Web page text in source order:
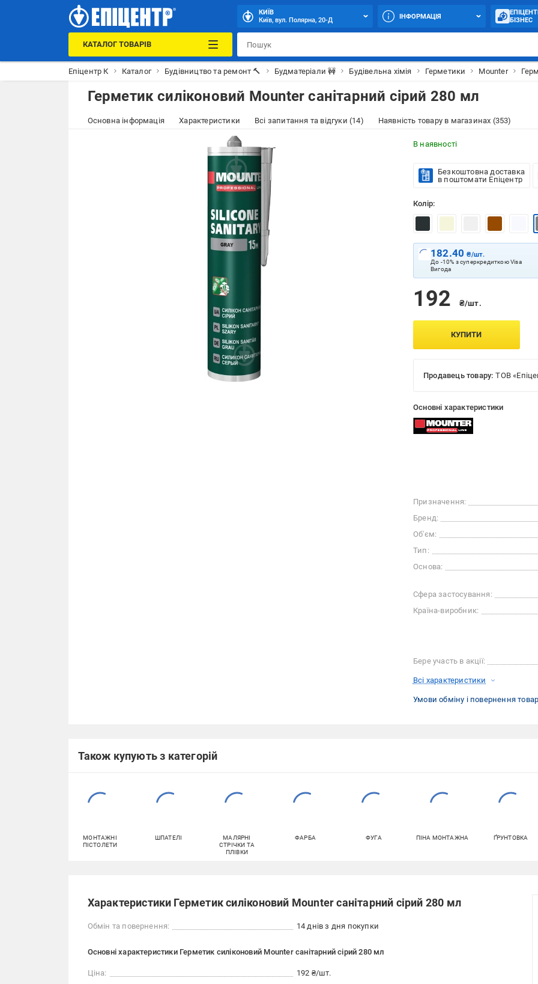
КИЇВ
Київ, вул. Полярна, 20-Д
ІНФОРМАЦІЯ
БІЗНЕС
КАТАЛОГ ТОВАРІВ
Епіцентр К Каталог Будівництво та ремонт 🔨 Будматеріали 🚧 Будівельна хімія Герметики Mounter
Герметик силіконовий Mounter санітарний сірий 280 мл
Основна інформація Характеристики Всі запитання та відгуки (14) Наявність товару в магазинах (353)
В наявності
Безкоштовна доставка
в поштомати Епіцентр
Колір:
182.40₴/шт.
До -10% з суперкредиткою Visa
Вигода
192 ₴/шт.
КУПИТИ
Продавець товару: ТОВ
Основні характеристики
Призначення:
Бренд:
Об'єм:
Тип:
Основа:
Сфера застосування:
Країна-виробник:
Бере участь в акції:
Всі характеристики
Умови обміну і повернення
Також купують з категорій
МОНТАЖНІ
ПІСТОЛЕТИ
ШПАТЕЛІ
МАЛЯРНІ
СТРІЧКИ ТА
ПЛІВКИ
ФАРБА ФУГА ПІНА МОНТАЖНА ҐРУНТОВКА
Характеристики Герметик силіконовий Mounter санітарний сірий 280 мл
Обмін та повернення: 14 днів з дня покупки
Основні характеристики Герметик силіконовий Mounter санітарний сірий 280 мл
Ціна:
192 ₴/шт.